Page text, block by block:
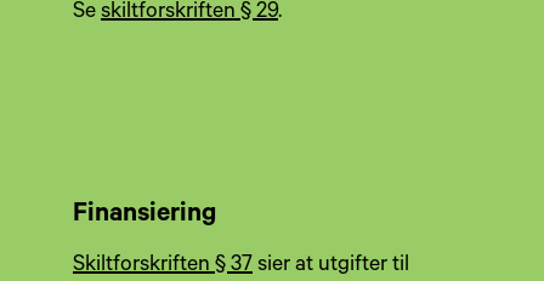
Se skiltforskriften § 29.
Finansiering
Skiltforskriften § 37 sier at utgifter til